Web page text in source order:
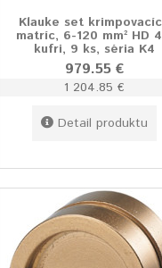
Klauke set
matríc, 6-120 mm² HD
kufri, 9 ks, séria K4
979.55 €
1 204.85 €
Detail produktu